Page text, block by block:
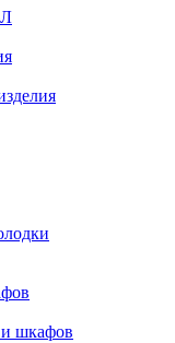
шкафов